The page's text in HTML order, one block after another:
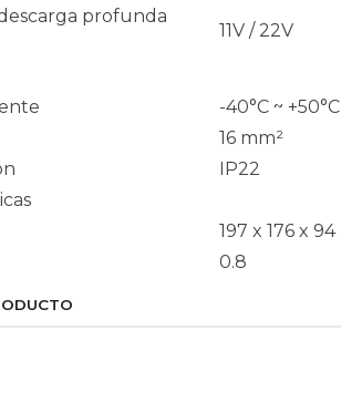
profunda
11V / 22V
-40°C ~ +50°C
16 mm²
IP22
197 x 176 x 94
0.8